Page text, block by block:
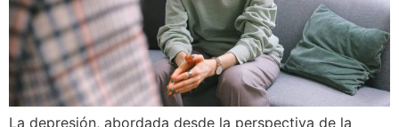
La depresión, abordada desde la perspectiva de la